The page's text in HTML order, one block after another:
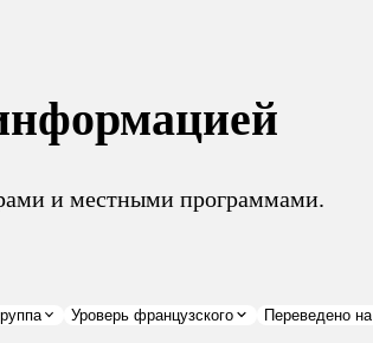
и местными программами.
Уроверь французского Переведено на